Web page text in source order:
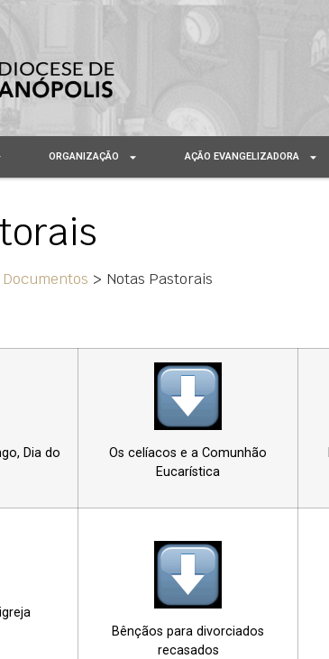
ORGANIZAÇÃO AÇÃO EVANGELIZADORA
Documentos > Notas Pastorais
Dia do
Os celíacos e a Comunhão
Eucarística
Bênçãos para divorciados
recasados